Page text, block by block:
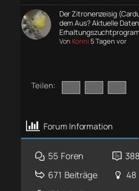
Der Zitronenzeisig
dem Aus? Aktuelle
Von Konni 5 Tagen vor
Teilen:
Forum Information
55 Foren 388
671 Beiträge 48